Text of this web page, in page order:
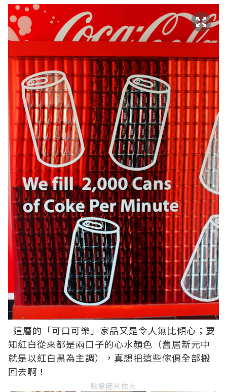
這層的「可口可樂」家品又是令人無比傾心；要
知紅白從來都是兩口子的心水顏色（舊居新元中
就是以紅白黑為主調），真想把這些傢俱全部搬
回去啊！
點擊圖片放大